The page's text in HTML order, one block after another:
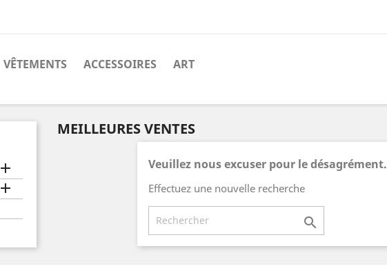
VÊTEMENTS ACCESSOIRES ART


MEILLEURES VENTES
Veuillez nous excuser pour le désagrément.
Effectuez une nouvelle recherche
